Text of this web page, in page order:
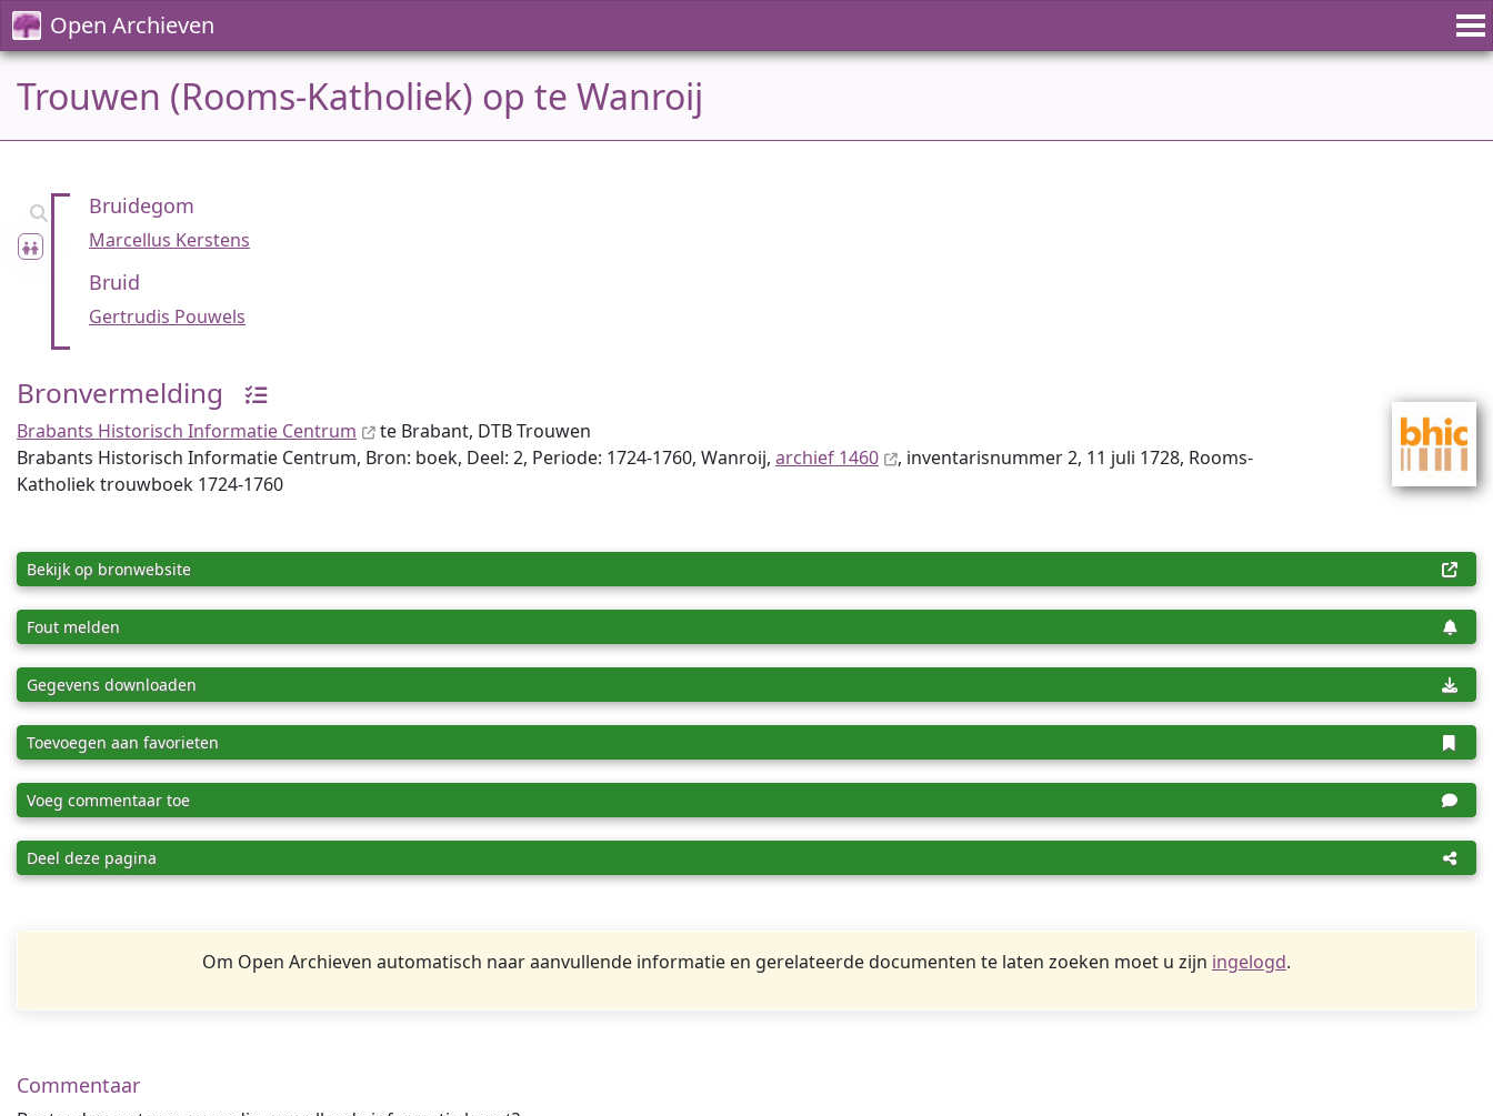
Open Archieven
Trouwen (Rooms-Katholiek) op te Wanroij
Bruidegom
Marcellus Kerstens
Bruid
Gertrudis Pouwels
Bronvermelding
Brabants Historisch Informatie Centrum
te Brabant, DTB Trouwen
Brabants Historisch Informatie Centrum, Bron: boek, Deel: 2, Periode: 1724-1760, Wanroij, archief 1460
, inventaris­num­mer 2, 11 juli 1728, Rooms-
Katholiek trouwboek 1724-1760
Bekijk op bronwebsite
Fout melden
Gegevens downloaden
Toevoegen aan favorieten
Voeg commentaar toe
Deel deze pagina
Om Open Archieven automatisch naar aanvullende informatie en gerelateerde documenten te laten zoeken moet u zijn ingelogd.
Commentaar